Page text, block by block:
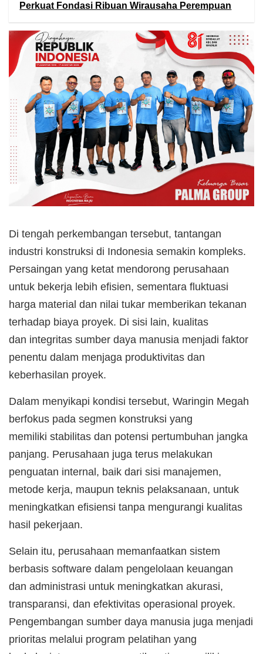
Perkuat Fondasi Ribuan Wirausaha Perempuan
Di tengah perkembangan tersebut, tantangan
industri konstruksi di Indonesia semakin kompleks.
Persaingan yang ketat mendorong perusahaan
untuk bekerja lebih efisien, sementara fluktuasi
harga material dan nilai tukar memberikan tekanan
terhadap biaya proyek. Di sisi lain, kualitas
dan integritas sumber daya manusia menjadi faktor
penentu dalam menjaga produktivitas dan
keberhasilan proyek.
Dalam menyikapi kondisi tersebut, Waringin Megah
berfokus pada segmen konstruksi yang
memiliki stabilitas dan potensi pertumbuhan jangka
panjang. Perusahaan juga terus melakukan
penguatan internal, baik dari sisi manajemen,
metode kerja, maupun teknis pelaksanaan, untuk
meningkatkan efisiensi tanpa mengurangi kualitas
hasil pekerjaan.
Selain itu, perusahaan memanfaatkan sistem
berbasis software dalam pengelolaan keuangan
dan administrasi untuk meningkatkan akurasi,
transparansi, dan efektivitas operasional proyek.
Pengembangan sumber daya manusia juga menjadi
prioritas melalui program pelatihan yang